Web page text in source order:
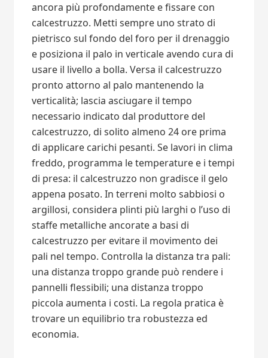
ancora più profondamente e fissare con
calcestruzzo. Metti sempre uno strato di
pietrisco sul fondo del foro per il drenaggio
e posiziona il palo in verticale avendo cura di
usare il livello a bolla. Versa il calcestruzzo
pronto attorno al palo mantenendo la
verticalità; lascia asciugare il tempo
necessario indicato dal produttore del
calcestruzzo, di solito almeno 24 ore prima
di applicare carichi pesanti. Se lavori in clima
freddo, programma le temperature e i tempi
di presa: il calcestruzzo non gradisce il gelo
appena posato. In terreni molto sabbiosi o
argillosi, considera plinti più larghi o l’uso di
staffe metalliche ancorate a basi di
calcestruzzo per evitare il movimento dei
pali nel tempo. Controlla la distanza tra pali:
una distanza troppo grande può rendere i
pannelli flessibili; una distanza troppo
piccola aumenta i costi. La regola pratica è
trovare un equilibrio tra robustezza ed
economia.